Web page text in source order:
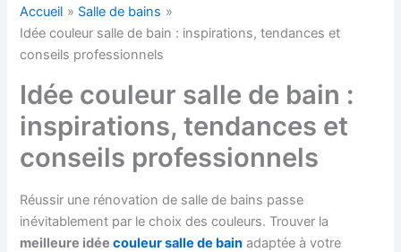
Accueil
Salle de bains
Idée couleur salle de bain : inspirations, tendances et
conseils professionnels
Idée couleur salle de bain :
inspirations, tendances et
conseils professionnels
Réussir une rénovation de salle de bains passe
inévitablement par le choix des couleurs. Trouver la
meilleure idéecouleur salle de bain adaptée à votre